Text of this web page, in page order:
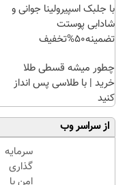
با جلبک اسپیرولینا جوانی و
شادابی پوستت
تضمینه50%تخفیف
چطور میشه قسطی طلا
خرید | با طلاسی پس انداز
کنید
از سراسر وب
سرمایه
گذاری
امن با